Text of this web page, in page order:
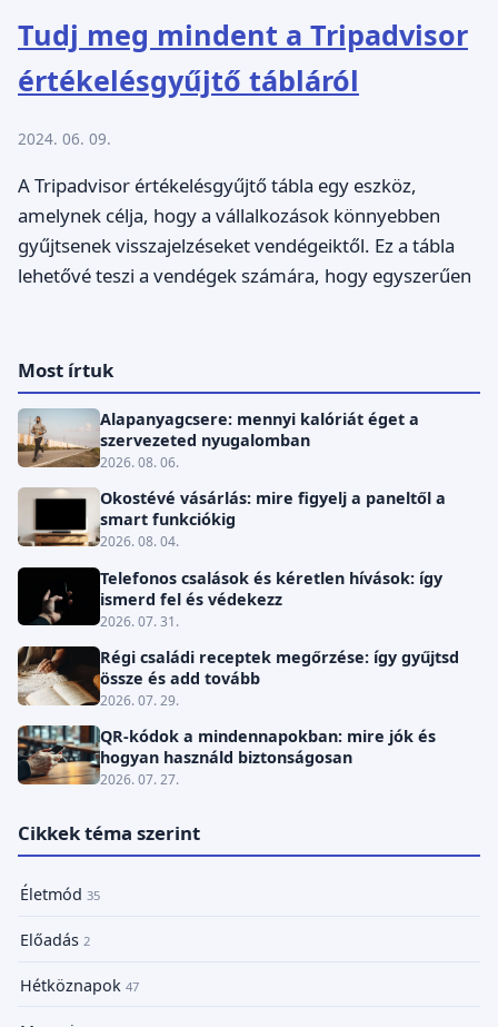
Tudj meg mindent a Tripadvisor
értékelésgyűjtő tábláról
2024. 06. 09.
A Tripadvisor értékelésgyűjtő tábla egy eszköz,
amelynek célja, hogy a vállalkozások könnyebben
gyűjtsenek visszajelzéseket vendégeiktől. Ez a tábla
lehetővé teszi a vendégek számára, hogy egyszerűen
Most írtuk
Alapanyagcsere: mennyi kalóriát éget a
szervezeted nyugalomban
2026. 08. 06.
Okostévé vásárlás: mire figyelj a paneltől a
smart funkciókig
2026. 08. 04.
Telefonos csalások és kéretlen hívások: így
ismerd fel és védekezz
2026. 07. 31.
Régi családi receptek megőrzése: így gyűjtsd
össze és add tovább
2026. 07. 29.
QR-kódok a mindennapokban: mire jók és
hogyan használd biztonságosan
2026. 07. 27.
Cikkek téma szerint
Életmód 35
Előadás 2
Hétköznapok 47